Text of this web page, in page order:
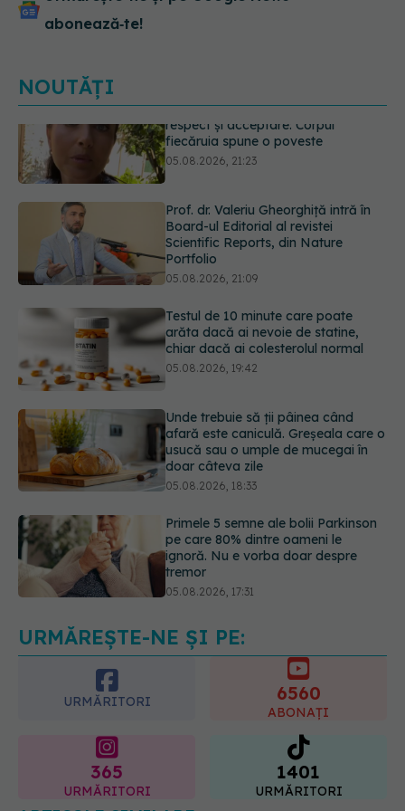
abonează‑te!
NOUTĂȚI
Prof. dr. Valeriu Gheorghiță intră în
Board-ul Editorial al revistei
05.08.2026, 21:09
Testul de 10 minute care poate
arăta dacă ai nevoie de statine,
chiar dacă ai colesterolul normal
05.08.2026, 19:42
Unde trebuie să ții pâinea când
afară este caniculă. Greșeala care o
05.08.2026, 18:33
Primele 5 semne ale bolii Parkinson
pe care 80% dintre oameni le
ignoră. Nu e vorba doar despre
05.08.2026, 17:31
Gabriela Cristea, manifest pentru
respect și acceptare: Corpul
fiecăruia spune o poveste
URMĂREȘTE-NE ȘI PE:
URMĂRITORI 6560
ABONAȚI
365
URMĂRITORI
1401
URMĂRITORI